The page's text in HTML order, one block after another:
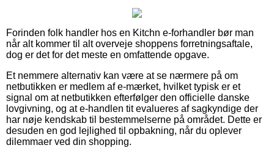
Forinden folk handler hos en Kitchn e-forhandler bør man
når alt kommer til alt overveje shoppens forretningsaftale,
dog er det for det meste en omfattende opgave.
Et nemmere alternativ kan være at se nærmere på om
netbutikken er medlem af e-mærket, hvilket typisk er et
signal om at netbutikken efterfølger den officielle danske
lovgivning, og at e-handlen tit evalueres af sagkyndige der
har nøje kendskab til bestemmelserne på området. Dette er
desuden en god lejlighed til opbakning, når du oplever
dilemmaer ved din shopping.